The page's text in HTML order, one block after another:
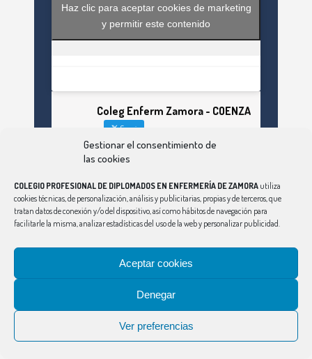
Gestionar el consentimiento de
las cookies
COLEGIO PROFESIONAL DE DIPLOMADOS EN ENFERMERÍA DE ZAMORA utiliza
cookies técnicas, de personalización, análisis y publicitarias, propias y de terceros, que
tratan datos de conexión y/o del dispositivo, así como hábitos de navegación para
facilitarle la misma, analizar estadísticas del uso de la web y personalizar publicidad.
Aceptar cookies
Denegar
Ver preferencias
Haz clic para aceptar cookies de marketing
y permitir este contenido
Coleg Enferm Zamora - COENZA
Seguir
Avatar Coleg Enferm Zamora - COENZA 4 Ago
Las #enfermeras alertan de los riesgos
recomendaciones: la #retinopatía solar es el
mayor de los peligros
https://enfermeriazamora.com/las-
irreversibles-de-observar-un-eclipse-sin-